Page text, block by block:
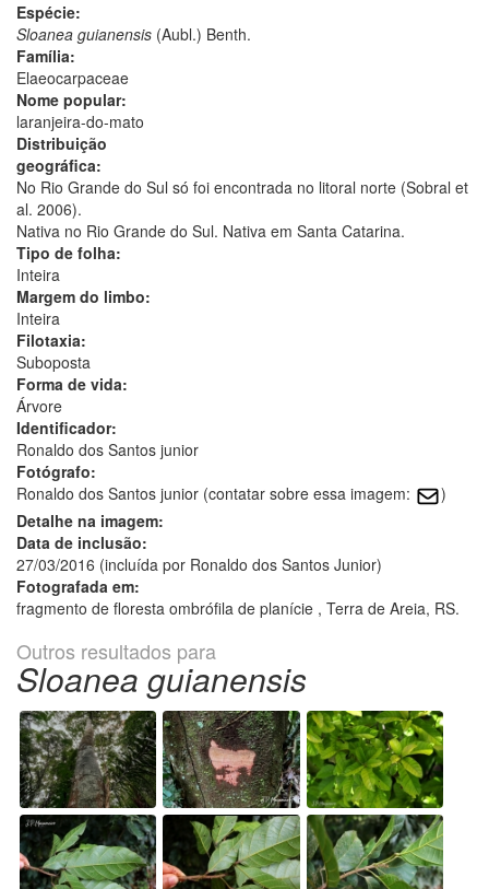
Espécie:
Sloanea guianensis (Aubl.) Benth.
Família:
Elaeocarpaceae
Nome popular:
laranjeira-do-mato
Distribuição
geográfica:
No Rio Grande do Sul só foi encontrada no litoral norte (Sobral et
al. 2006).
Nativa no Rio Grande do Sul. Nativa em Santa Catarina.
Tipo de folha:
Inteira
Margem do limbo:
Inteira
Filotaxia:
Suboposta
Forma de vida:
Árvore
Identificador:
Ronaldo dos Santos junior
Fotógrafo:
Ronaldo dos Santos junior (contatar sobre essa imagem:
)
Detalhe na imagem:
Data de inclusão:
27/03/2016 (incluída por Ronaldo dos Santos Junior)
Fotografada em:
fragmento de floresta ombrófila de planície , Terra de Areia, RS.
Outros resultados para
Sloanea guianensis